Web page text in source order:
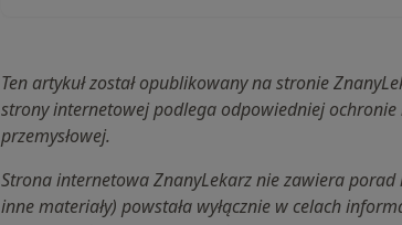
Ten artykuł został opublikowany na stronie
strony internetowej podlega odpowiedniej
przemysłowej.
Strona internetowa ZnanyLekarz nie zawiera
inne materiały) powstała wyłącznie w celach